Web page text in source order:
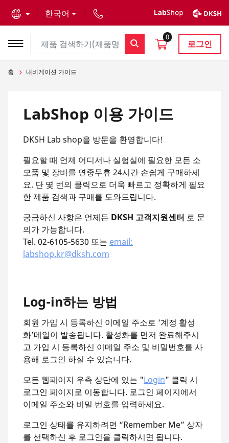
한국어
0
로그인
홈 내비게이션 가이드
LabShop 이용 가이드
DKSH Lab shop을 방문을 환영합니다!
필요할 때 언제 어디서나 실험실에 필요한 모든 소
모품 및 장비를 연중무휴 24시간 손쉽게 구매하세
요. 단 몇 번의 클릭으로 더욱 빠르고 정확하게 필요
한 제품 검색과 구매를 도와드립니다.
궁금하신 사항은 언제든 DKSH 고객지원센터 로 문
의가 가능합니다.
Tel. 02-6105-5630 또는 email:
labshop.kr@dksh.com
Log-in하는 방법
회원 가입 시 등록하신 이메일 주소로 ‘계정 활성
화’메일이 발송됩니다. 활성화를 먼저 완료해주시
고 가입 시 등록하신 이메일 주소 및 비밀번호를 사
용해 로그인 하실 수 있습니다.
모든 웹페이지 우측 상단에 있는 "Login" 클릭 시
로그인 페이지로 이동합니다. 로그인 페이지에서
이메일 주소와 비밀 번호를 입력하세요.
로그인 상태를 유지하려면 “Remember Me” 상자
를 선택하신 후 로그인을 클릭하시면 됩니다.